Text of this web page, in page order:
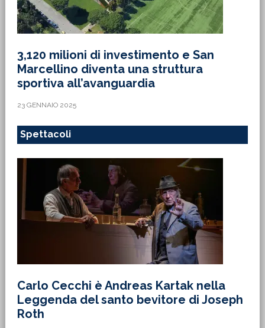
3,120 milioni di investimento e San
Marcellino diventa una struttura
sportiva all’avanguardia
23 GENNAIO 2025
Spettacoli
Carlo Cecchi è Andreas Kartak nella
Leggenda del santo bevitore di Joseph
Roth